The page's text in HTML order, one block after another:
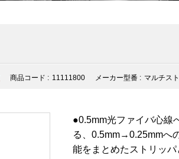
商品コード : 11111800 メーカー型番 : マルチス
●0.5mm光ファイバ心線
る、0.5mm→0.25mmへ
能をまとめたストリッパ